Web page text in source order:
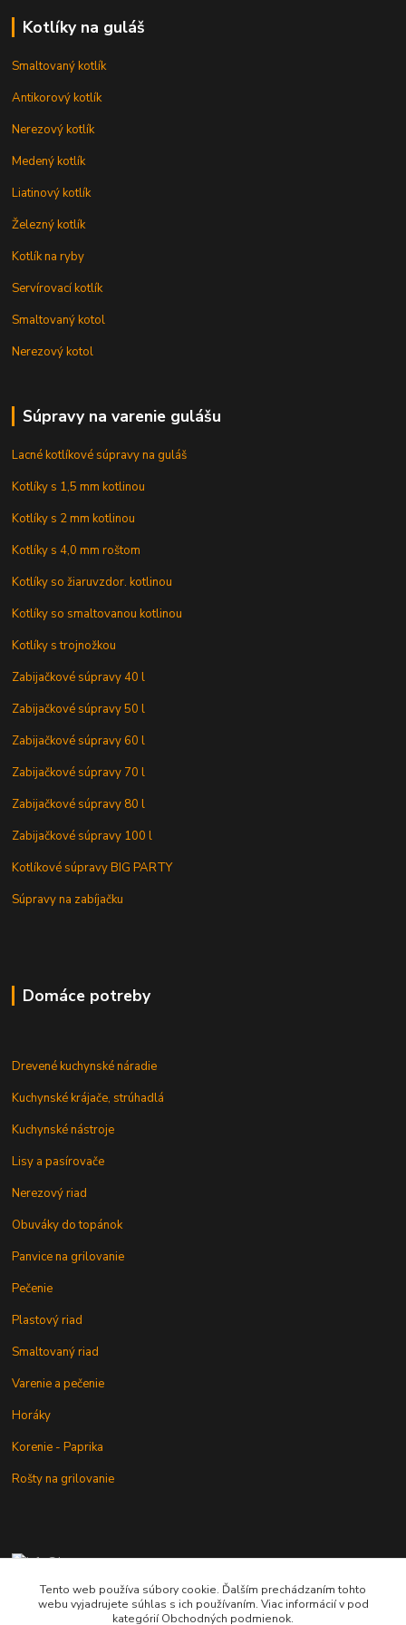
Kotlíky na guláš
Smaltovaný kotlík
Antikorový kotlík
Nerezový kotlík
Medený kotlík
Liatinový kotlík
Železný kotlík
Kotlík na ryby
Servírovací kotlík
Smaltovaný kotol
Nerezový kotol
Súpravy na varenie gulášu
Lacné kotlíkové súpravy na guláš
Kotlíky s 1,5 mm kotlinou
Kotlíky s 2 mm kotlinou
Kotlíky s 4,0 mm roštom
Kotlíky so žiaruvzdor. kotlinou
Kotlíky so smaltovanou kotlinou
Kotlíky s trojnožkou
Zabijačkové súpravy 40 l
Zabijačkové súpravy 50 l
Zabijačkové súpravy 60 l
Zabijačkové súpravy 70 l
Zabijačkové súpravy 80 l
Zabijačkové súpravy 100 l
Kotlíkové súpravy BIG PARTY
Súpravy na zabíjačku
Domáce potreby
Drevené kuchynské náradie
Kuchynské krájače, strúhadlá
Kuchynské nástroje
Lisy a pasírovače
Nerezový riad
Obuváky do topánok
Panvice na grilovanie
Pečenie
Plastový riad
Smaltovaný riad
Varenie a pečenie
Horáky
Korenie - Paprika
Rošty na grilovanie
+421 902 212 007
od 8:00 - do 16:00 hod
Tento web používa súbory cookie. Ďalším prechádzaním tohto
webu vyjadrujete súhlas s ich používaním. Viac informácií v pod
kategórií Obchodných podmienok.